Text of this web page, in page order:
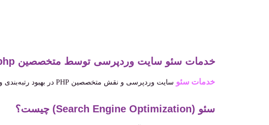
خدمات سئو سایت وردپرسی توسط متخصصین php
خدمات سئو سایت وردپرسی و نقش متخصصین PHP در بهبود رتبه‌بندی وب‌سایت‌ها در موتورهای جستجوی معروف مثل گوگل.
سئو (Search Engine Optimization) چیست؟